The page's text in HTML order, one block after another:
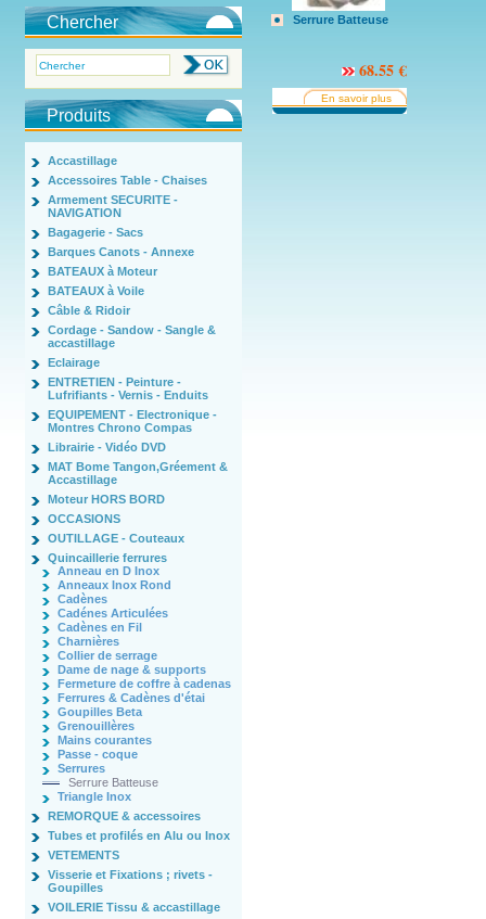
Chercher
Produits
Accastillage
Accessoires Table - Chaises
Armement SECURITE -
NAVIGATION
Bagagerie - Sacs
Barques Canots - Annexe
BATEAUX à Moteur
BATEAUX à Voile
Câble & Ridoir
Cordage - Sandow - Sangle &
accastillage
Eclairage
ENTRETIEN - Peinture -
Lufrifiants - Vernis - Enduits
EQUIPEMENT - Electronique -
Montres Chrono Compas
Librairie - Vidéo DVD
MAT Bome Tangon,Gréement &
Accastillage
Moteur HORS BORD
OCCASIONS
OUTILLAGE - Couteaux
Quincaillerie ferrures
Anneau en D Inox
Anneaux Inox Rond
Cadènes
Cadénes Articulées
Cadènes en Fil
Charnières
Collier de serrage
Dame de nage & supports
Fermeture de coffre à cadenas
Ferrures & Cadènes d'étai
Goupilles Beta
Grenouillères
Mains courantes
Passe - coque
Serrures
Serrure Batteuse
Triangle Inox
REMORQUE & accessoires
Tubes et profilés en Alu ou Inox
VETEMENTS
Visserie et Fixations ; rivets -
Goupilles
VOILERIE Tissu & accastillage
Serrure Batteuse
68.55 €
En savoir plus